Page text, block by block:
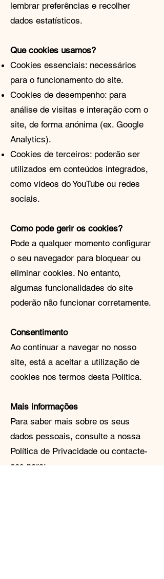
lembrar preferências e recolher
dados estatísticos.
Que cookies usamos?
Cookies essenciais: necessários
para o funcionamento do site.
Cookies de desempenho: para
análise de visitas e interação com o
site, de forma anónima (ex. Google
Analytics).
Cookies de terceiros: poderão ser
utilizados em conteúdos integrados,
como vídeos do YouTube ou redes
sociais.
Como pode gerir os cookies?
Pode a qualquer momento configurar
o seu navegador para bloquear ou
eliminar cookies. No entanto,
algumas funcionalidades do site
poderão não funcionar corretamente.
Consentimento
Ao continuar a navegar no nosso
site, está a aceitar a utilização de
cookies nos termos desta Política.
Mais informações
Para saber mais sobre os seus
dados pessoais, consulte a nossa
Política de Privacidade ou contacte-
nos para: